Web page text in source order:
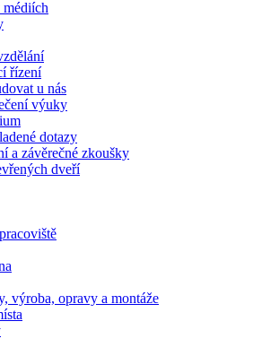
médiích
řízení
u nás
výuky
dotazy
a závěrečné zkoušky
dveří
výroba, opravy a montáže